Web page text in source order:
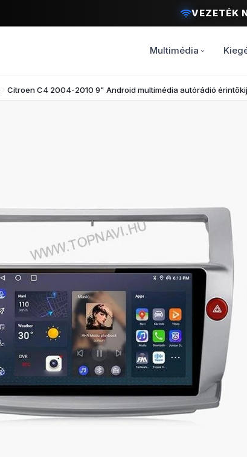
Multimédia
Citroen C4 2004-2010 9" Android multimédia autórádió